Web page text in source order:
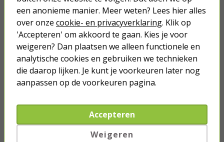
12,95
Fietsverlichtingset | AXA | Niteline
T1 (LED, Batterijen, 4 standen)
14,95
een anonieme manier. Meer weten? Lees hier alles
over onze cookie- en privacyverklaring. Klik op
'Accepteren' om akkoord te gaan. Kies je voor
weigeren? Dan plaatsen we alleen functionele en
analytische cookies en gebruiken we technieken
die daarop lijken. Je kunt je voorkeuren later nog
aanpassen op de voorkeuren pagina.
Accepteren
Weigeren